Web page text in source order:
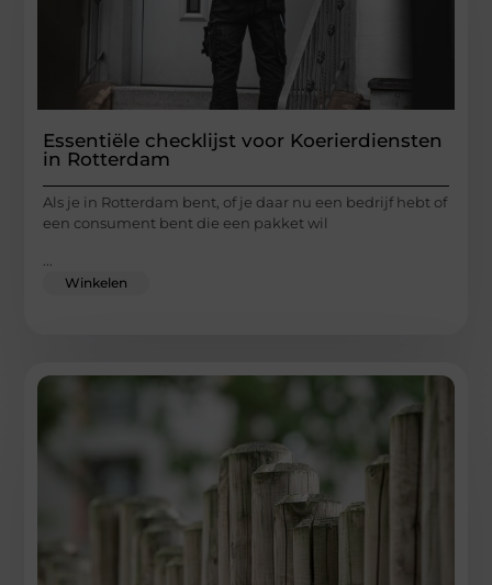
Essentiële checklijst voor Koerierdiensten
in Rotterdam
Als je in Rotterdam bent, of je daar nu een bedrijf hebt of
een consument bent die een pakket wil
Winkelen